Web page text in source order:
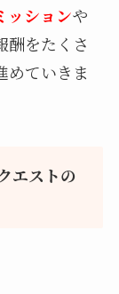
ッションや
酬をたくさ
めていきま
エストの